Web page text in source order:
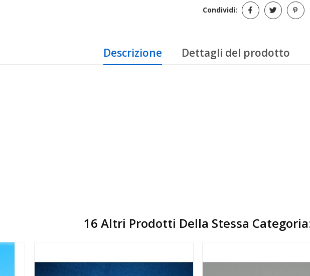
Condividi:
Descrizione Dettagli del prodotto
16 Altri Prodotti Della Stessa